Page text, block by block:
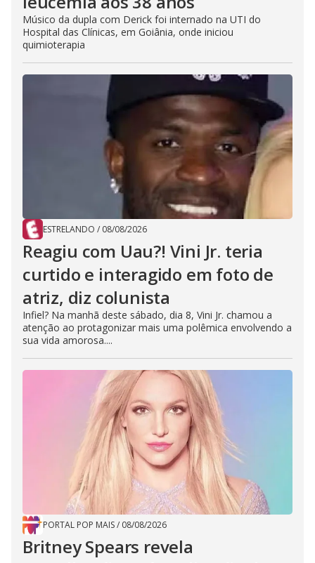
Músico da dupla com Derick foi internado na UTI do
Hospital das Clínicas, em Goiânia, onde iniciou
quimioterapia
ESTRELANDO / 08/08/2026
Reagiu com Uau?! Vini Jr. teria
curtido e interagido em foto de
atriz, diz colunista
Infiel? Na manhã deste sábado, dia 8, Vini Jr. chamou a
atenção ao protagonizar mais uma polêmica envolvendo a
sua vida amorosa....
PORTAL POP MAIS/ 08/08/2026
Britney Spears revela